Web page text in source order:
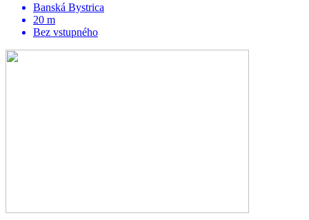
Banská Bystrica
20 m
Bez vstupného